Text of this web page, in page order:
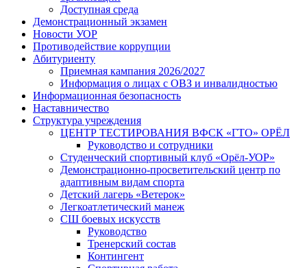
Доступная среда
Демонстрационный экзамен
Новости УОР
Противодействие коррупции
Абитуриенту
Приемная кампания 2026/2027
Информация о лицах с ОВЗ и инвалидностью
Информационная безопасность
Наставничество
Структура учреждения
ЦЕНТР ТЕСТИРОВАНИЯ ВФСК «ГТО» ОРЁЛ
Руководство и сотрудники
Студенческий спортивный клуб «Орёл-УОР»
Демонстрационно-просветительский центр по
адаптивным видам спорта
Детский лагерь «Ветерок»
Легкоатлетический манеж
СШ боевых искусств
Руководство
Тренерский состав
Контингент